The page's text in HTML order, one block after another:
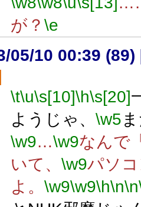
が？ \e
05/10 00:39 (89)
\t\u\s[10]\h\s[20]
ようじゃ、 \w5
\w9…\w9なんで
いて、 \w9パソ
よ。 \w9\w9\h\n\n